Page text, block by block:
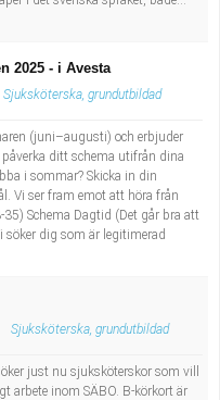
2025 - i Avesta
Sjuksköterska, grundutbildad
(juni–augusti) och erbjuder
ditt schema utifrån dina
i sommar? Skicka in din
Vi ser fram emot att höra från
Schema Dagtid (Det går bra att
söker dig som är legitimerad
Sjuksköterska, grundutbildad
just nu sjuksköterskor som vill
arbete inom SÄBO. B-körkort är